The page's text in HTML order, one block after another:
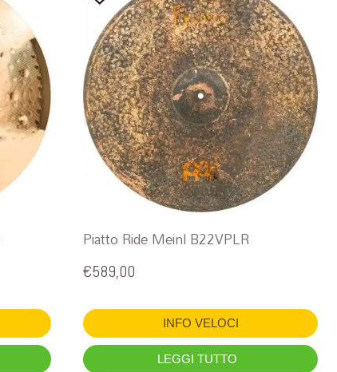
Piatto Ride Meinl B22VPLR
€589,00
INFO VELOCI
LEGGI TUTTO